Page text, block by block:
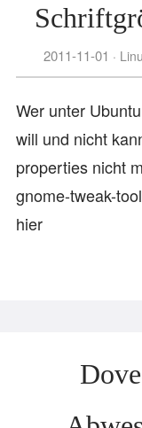
2011-11-01
Wer unter
will und nicht
properties nicht
gnome-tweak-
hier